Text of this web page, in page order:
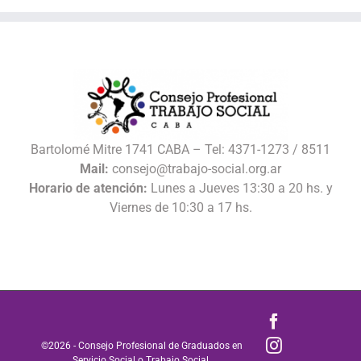
Bartolomé Mitre 1741 CABA – Tel: 4371-1273 / 8511
Mail: consejo@trabajo-social.org.ar
Horario de atención: Lunes a Jueves 13:30 a 20 hs. y
Viernes de 10:30 a 17 hs.
©2026 - Consejo Profesional de Graduados en
Instagram